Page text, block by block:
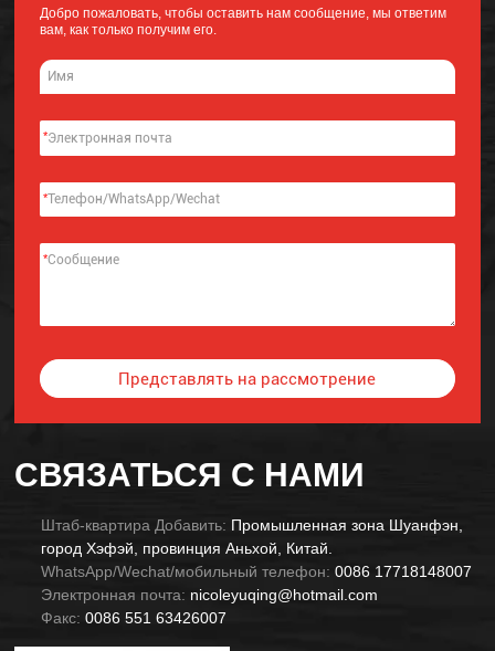
СВЯЗАТЬСЯ С НАМИ
Штаб-квартира Добавить: Промышленная зона Шуанфэн,
город Хэфэй, провинция Аньхой, Китай.
WhatsApp/Wechat/мобильный телефон: 0086 17718148007
Электронная почта: nicoleyuqing@hotmail.com
Факс: 0086 551 63426007
Добро пожаловать, чтобы оставить нам сообщение, мы ответим
вам, как только получим его.
*
*
*
Представлять на рассмотрение